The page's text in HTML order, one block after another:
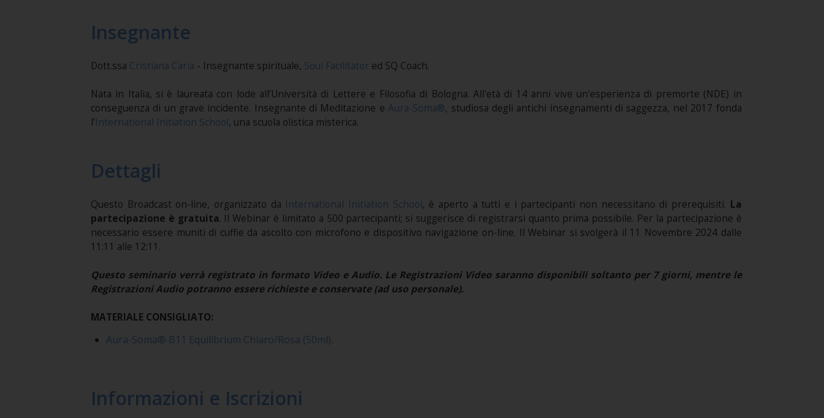
Insegnante
Dott.ssa Cristiana Caria - Insegnante spirituale, Soul Facilitator ed SQ Coach.
Nata in Italia, si è laureata con lode all’Università di Lettere e Filosofia di Bologna. All'età di 14 anni vive un'esperienza di premorte (NDE) in
conseguenza di un grave incidente. Insegnante di Meditazione eAura-Soma®, studiosa degli antichi insegnamenti di saggezza, nel 2017 fonda
l’International Initiation School, una scuola olistica misterica.
Dettagli
Questo Broadcast on-line, organizzato da International Initiation School, è aperto a tutti e i partecipanti non necessitano di prerequisiti. La
partecipazione è gratuita. Il Webinar è limitato a 500 partecipanti; si suggerisce di registrarsi quanto prima possibile. Per la partecipazione è
necessario essere muniti di cuffie da ascolto con microfono e dispositivo navigazione on-line. Il Webinar si svolgerà il 11 Novembre 2024 dalle
11:11 alle 12:11.
Questo seminario verrà registrato in formato Video e Audio. Le Registrazioni Video saranno disponibili soltanto per 7 giorni, mentre le
Registrazioni Audio potranno essere richieste e conservate (ad uso personale).
MATERIALE CONSIGLIATO:
Aura-Soma® B11 Equilibrium Chiaro/Rosa (50ml).
Informazioni e Iscrizioni